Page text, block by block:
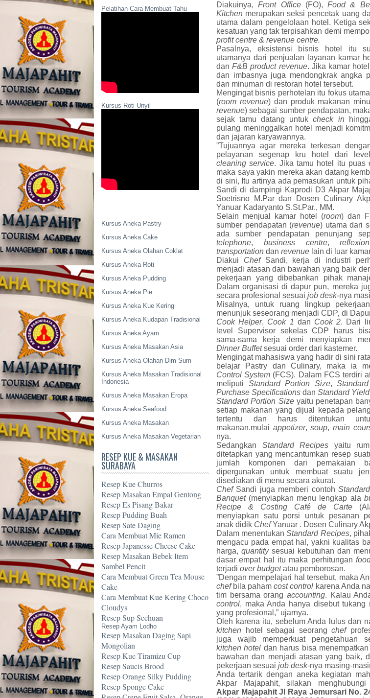
Pelatihan Cara Membuat Tahu
Kursus Roti Unyil
Kursus Aneka Pastry
Kursus Aneka Cake
Kursus Aneka Olahan Coklat
Kursus Aneka Roti
Kursus Aneka Pudding
Kursus Aneka Pie
Kursus Aneka Kue Kering
Kursus Aneka Kudapan Tradisional
Kursus Aneka Ayam
Kursus Aneka Masakan Asia
Kursus Aneka Olahan Dim Sum
Kursus Aneka Masakan Tradisional
Indonesia
Kursus Aneka Masakan Eropa
Kursus Aneka Seafood
Kursus Aneka Masakan
Kursus Aneka Masakan Vegetarian
RESEP KUE & MASAKAN
SURABAYA
Resep Kue Churros
Resep Masakan Empal Gentong
Resep Es Pisang Bakar
Resep Pudding Buah
Resep Sate Daging
Cara Membuat Mie Ramen
Resep Japanesse Cheese Cake
Resep Masakan Bebek Item
Sambel Pencit
Cara Membuat Green Tea Mouse
Cake
Cara Membuat Kue Kering Choco
Cloudys
Resep Sup Sechuan
Resep Ayam Lodho
Resep Masakan Daging Sapi
Mongolian
Resep Kue Tiramizu Cup
Resep Saucis Brood
Resep Orange Silky Pudding
Resep Sponge Cake
Diakuinya, Front Office(FO), Food &
Kitchen merupakan seksi pencetak uang
utama dalam pengelolaan hotel. Ketiga
kesatuan yang tak terpisahkan demi
profit centre & revenue centre.
Pasalnya, eksistensi bisnis hotel itu
utamanya dari penjualan layanan kamar
danF&B product revenue. Jika kamar
dan imbasnya juga mendongkrak angka
dan minuman di restoran hotel tersebut.
Mengingat bisnis perhotelan itu fokus
(room revenue) dan produk makanan
revenue) sebagai sumber pendapatan,
sejak tamu datang untukcheck in
pulang meninggalkan hotel menjadi
dan jajaran karyawannya.
”Tujuannya agar mereka terkesan
pelayanan segenap kru hotel dari
cleaning service. Jika tamu hotel itu puas
maka saya yakin mereka akan datang
di sini, Itu artinya ada pemasukan untuk
Sandi di dampingi Kaprodi D3 Akpar
Soetrisno M.Par dan Dosen Culinary
Yanuar Kadaryanto S.St.Par., MM.
Selain menjual kamar hotel (room) dan
sumber pendapatan (revenue) utama dari
ada sumber pendapatan penunjang
telephone, business centre,
transportation dan revenue lain di luar
Diakui ChefSandi, kerja di industri
menjadi atasan dan bawahan yang baik
pekerjaan yang dibebankan pihak
Dalam organisasi di dapur pun, mereka
secara profesional sesuai job desk-nya
Misalnya, untuk ruang lingkup
menunjuk seseorang menjadi CDP, di
Cook Helper, Cook 1 dan Cook 2. Dari
level Supervisor sekelas CDP harus
sama-sama kerja demi menyiapkan
Dinner Buffetsesuai order dari kastemer.
Mengingat mahasiswa yang hadir di sini
belajar Pastry dan Culinary, maka ia
Control System (FCS). Dalam FCS terdiri
meliputi Standard Portion Size,
Purchase Specifications dan Standard Yield
Standard Portion Sizeyaitu penetapan
setiap makanan yang dijual kepada
tertentu dan harus ditentukan
makanan.mulai appetizer,soup,main
nya.
Sedangkan Standard Recipes yaitu
ditetapkan yang mencantumkan resep
jumlah komponen dari pemakaian
dipergunakan untuk membuat suatu
disediakan di menu secara akurat.
ChefSandi juga memberi contoh
Banquet(menyiapkan menu lengkap ala
Recipe & Costing
Café de Carte
menyiapkan satu porsi untuk pesanan
anak didik ChefYanuar . Dosen Culinary
Dalam menentukanStandard Recipes,
mengacu pada empat hal, yakni kualitas
harga, quantitysesuai kebutuhan dan
dasar empat hal itu maka perhitungan
terjadi over budgetatau pemborosan.
”Dengan mempelajari hal tersebut, maka
chefbila pahamcost control karena Anda
tim bersama orang accounting. Kalau
control, maka Anda hanya disebut tukang
yang profesional,” ujarnya.
Oleh karena itu, sebelum Anda lulus dan
kitchen hotel sebagai seorangchef
juga wajib memperkuat pengetahuan
kitchen hotel dan harus bisa
bawahan dan menjadi atasan yang baik,
pekerjaan sesuai job desk-nya masing-
Anda tertarik dengan aneka kegiatan
Akpar Majapahit, silakan menghubungi
Akpar Majapahit Jl Raya Jemursari No.